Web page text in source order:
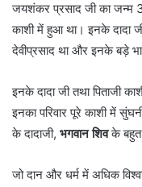
जयशंकर प्रसाद जी का जन्म
काशी में हुआ था। इनके दादा
देवीप्रसाद था और इनके बड़े
इनके दादा जी तथा पिताजी
इनका परिवार पूरे काशी में
के दादाजी, भगवान शिवके बहुत
जो दान और धर्म में अधिक